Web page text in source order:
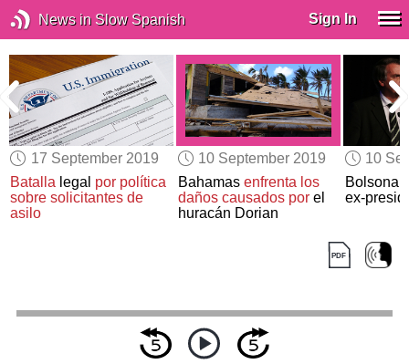
News in Slow Spanish Sign In
17 September 2019
Batalla legal por política
sobre solicitantes de
asilo
10 September 2019
Bahamas enfrenta los
daños causados porel
huracán Dorian
10
ex-